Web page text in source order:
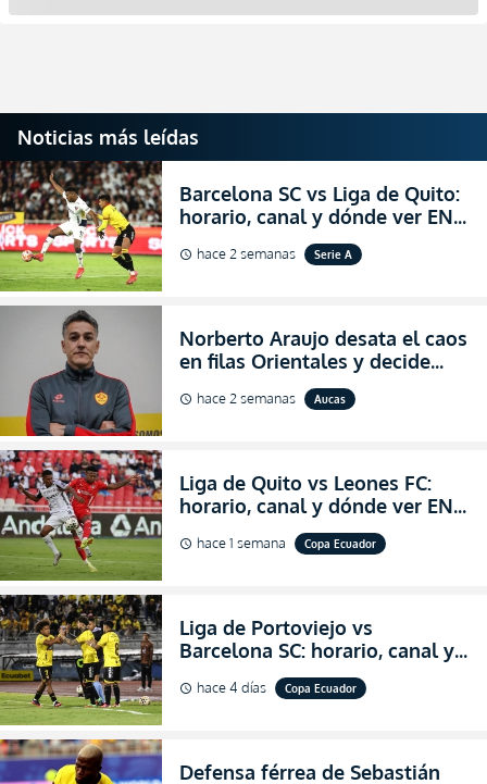
Noticias más leídas
Barcelona SC vs Liga de Quito:
horario, canal y dónde ver EN
VIVO la Fecha 22 de la LigaPro
2026
schedule hace 2 semanas Serie A
Norberto Araujo desata el caos
en filas Orientales y decide
abandonar la dirección técnica
de Aucas
schedule hace 2 semanas Aucas
Liga de Quito vs Leones FC:
horario, canal y dónde ver EN
VIVO los octavos de final de la
Copa Ecuador 2026
schedule hace 1 semana Copa Ecuador
Liga de Portoviejo vs
Barcelona SC: horario, canal y
dónde ver EN VIVO los octavos
de final de la Copa Ecuador
schedule hace 4 días Copa Ecuador
Defensa férrea de Sebastián